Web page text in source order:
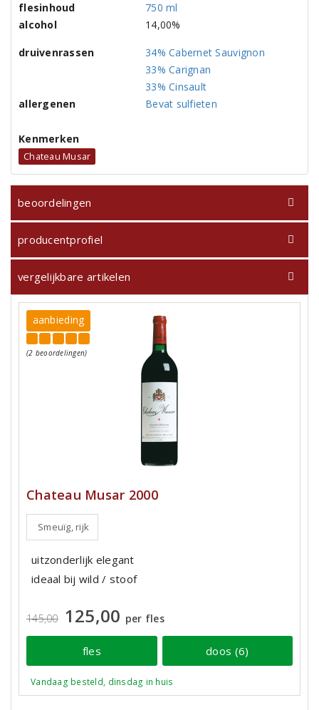
flesinhoud
750 ml
alcohol
14,00%
druivenrassen
34% Cabernet Sauvignon
33% Carignan
33% Cinsault
allergenen
Bevat sulfieten
Kenmerken
Chateau Musar
beoordelingen
producentprofiel
vergelijkbare artikelen
aanbieding
(2 beoordelingen)
Chateau Musar 2000
Smeuïg, rijk
uitzonderlijk elegant
ideaal bij wild / stoof
145,00 125,00 per fles
fles doos (6)
Vandaag besteld, dinsdag in huis